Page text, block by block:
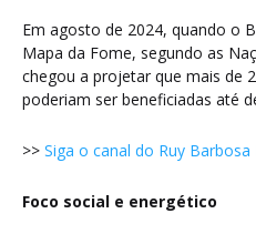
Em agosto de 2024, quando o
Mapa da Fome, segundo as
chegou a projetar que mais de
poderiam ser beneficiadas até
>> Siga o canal do Ruy
Foco social e energético